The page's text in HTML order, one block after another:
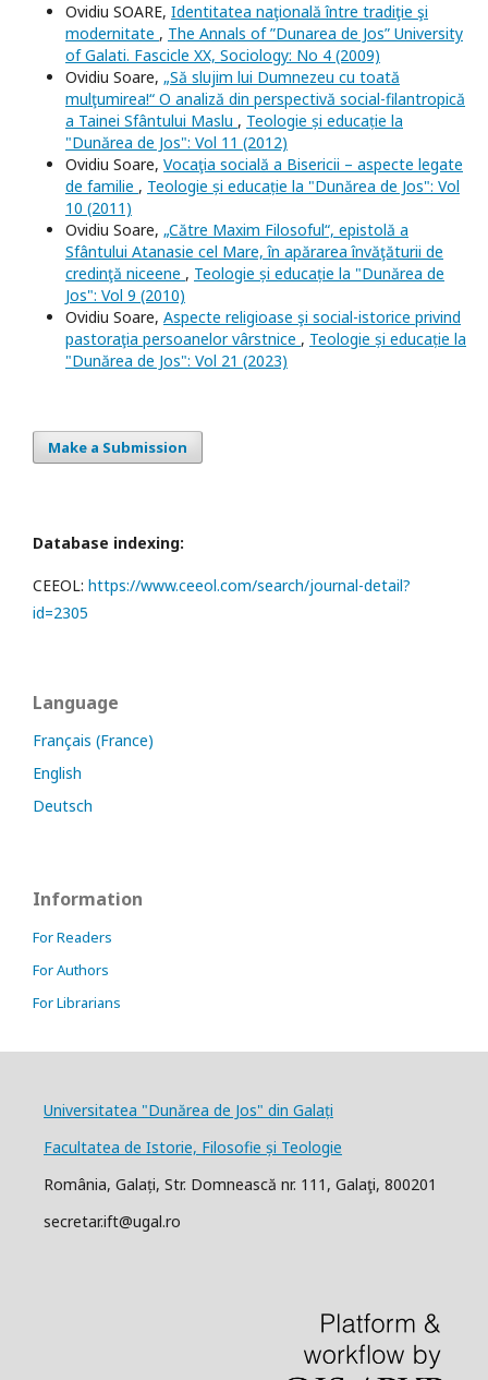
Ovidiu SOARE, Identitatea naţională între tradiţie şi
modernitate , The Annals of ”Dunarea de Jos” University
of Galati. Fascicle XX, Sociology: No 4 (2009)
Ovidiu Soare, „Să slujim lui Dumnezeu cu toată
mulţumirea!“ O analiză din perspectivă social-filantropică
a Tainei Sfântului Maslu , Teologie și educație la
"Dunărea de Jos": Vol 11 (2012)
Ovidiu Soare, Vocaţia socială a Bisericii – aspecte legate
de familie , Teologie și educație la "Dunărea de Jos": Vol
10 (2011)
Ovidiu Soare, „Către Maxim Filosoful“, epistolă a
Sfântului Atanasie cel Mare, în apărarea învăţăturii de
credinţă niceene , Teologie și educație la "Dunărea de
Jos": Vol 9 (2010)
Ovidiu Soare, Aspecte religioase şi social-istorice privind
pastoraţia persoanelor vârstnice , Teologie și educație la
"Dunărea de Jos": Vol 21 (2023)
Make a Submission
Database indexing:
CEEOL: https://www.ceeol.com/search/journal-detail?
id=2305
Language
Français (France)
English
Deutsch
Information
For Readers
For Authors
For Librarians
Universitatea "Dunărea de Jos" din Galați
Facultatea de Istorie, Filosofie și Teologie
România, Galați, Str. Domnească nr. 111, Galaţi, 800201
secretar.ift@ugal.ro